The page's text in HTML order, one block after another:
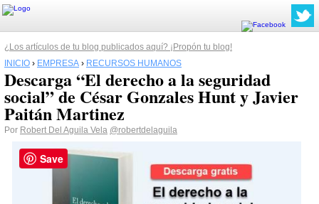
¿Los artículos de tu blog publicados aquí? ¡Propón tu blog!
INICIO › EMPRESA › RECURSOS HUMANOS
Descarga “El derecho a la seguridad
social” de César Gonzales Hunt y Javier
Paitán Martinez
Por Robert Del Aguila Vela @robertdelaguila
Save